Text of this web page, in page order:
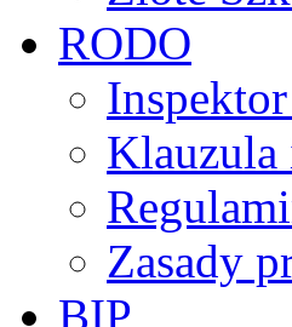
RODO
Klauzula
Zasady
BIP